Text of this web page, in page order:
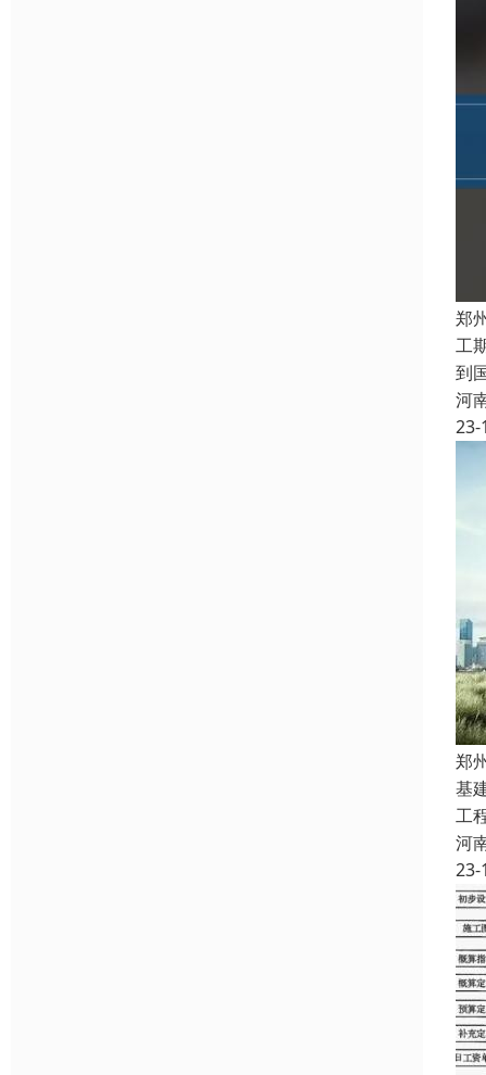
郑
工
到
河
23-
郑
基
工
河
23-